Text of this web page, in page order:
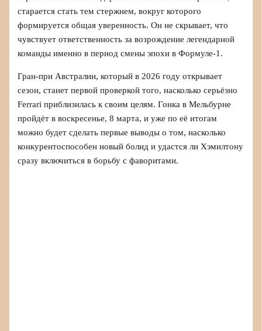
старается стать тем стержнем, вокруг которого
формируется общая уверенность. Он не скрывает, что
чувствует ответственность за возрождение легендарной
команды именно в период смены эпохи в Формуле-1.
Гран-при Австралии, который в 2026 году открывает
сезон, станет первой проверкой того, насколько серьёзно
Ferrari приблизилась к своим целям. Гонка в Мельбурне
пройдёт в воскресенье, 8 марта, и уже по её итогам
можно будет сделать первые выводы о том, насколько
конкурентоспособен новый болид и удастся ли Хэмилтону
сразу включиться в борьбу с фаворитами.